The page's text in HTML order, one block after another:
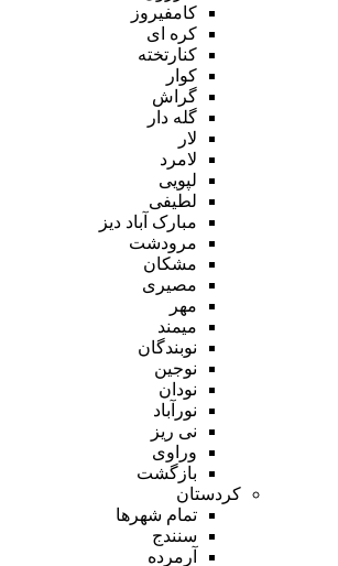
کامفیروز
کره ای
کنارتخته
کوار
گراش
گله دار
لار
لامرد
لپویی
لطیفی
مبارک آباد دیز
مرودشت
مشکان
مصیری
مهر
میمند
نوبندگان
نوجین
نودان
نورآباد
نی ریز
وراوی
بازگشت
کردستان
تمام شهر‌ها
سنندج
آرمرده